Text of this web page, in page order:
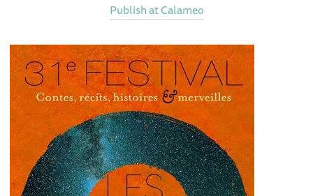
Publish at Calameo